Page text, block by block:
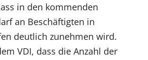
in den kommenden
an Beschäftigten in
deutlich zunehmen wird.
VDI, dass die Anzahl der